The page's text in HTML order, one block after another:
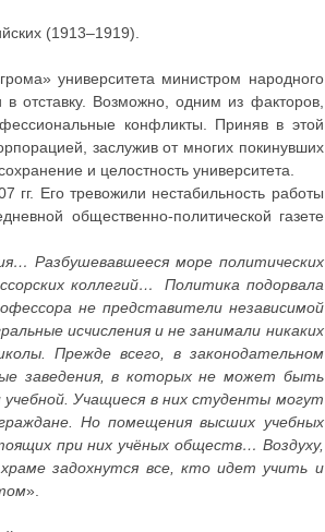
(1913–1919).
университета министром народного
в отставку. Возможно, одним из факторов,
конфликты. Приняв в этой
заслужив от многих покинувших
и целостность университета.
Его тревожили нестабильность работы
общественно-политической газете
Разбушевавшееся море политических
коллегий… Политика подорвала
не представители независимой
исчисления и не занимали никаких
Прежде всего, в законодательном
заведения, в которых не может быть
учебной. Учащиеся в них студенты могут
Но помещения высших учебных
при них учёных обществ… Воздуху,
задохнутся все, кто идет учить и
».